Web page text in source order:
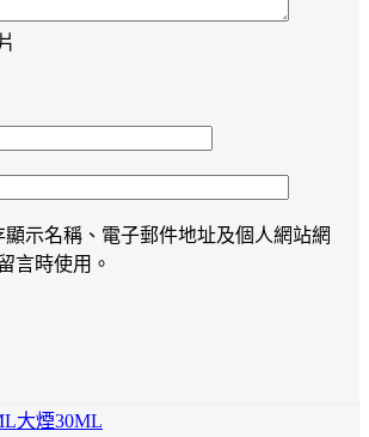
顯示名稱、電子郵件地址及個人網站網
言時使用。